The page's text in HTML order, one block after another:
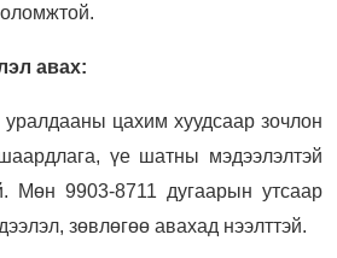
авах:
цахим хуудсаар зочлон
үе шатны мэдээлэлтэй
Мөн 9903-8711 дугаарын утсаар
зөвлөгөө авахад нээлттэй.